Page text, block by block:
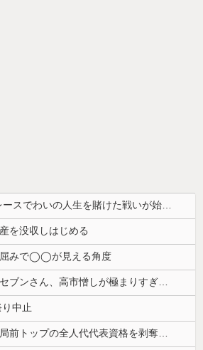
【なんG競馬】札幌2レースでわいの人生を賭けた戦いが始まる…
を没収しはじめる
屈みで◯◯が見える角度
【マスコミ妄想】女性セブンさん、高市憎しが極まりすぎたのか、過去一級の低俗な「支持率下げてやる」記事を配信してしまう 想像の10倍低俗
中止
中国、金融監督管理総局前トップの全人代代表資格を剥奪…重大な規律違反で！